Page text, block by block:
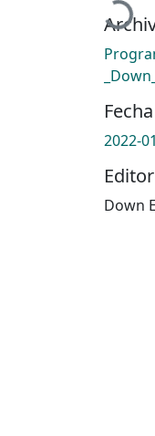
Fecha
2022-
Editor
Down